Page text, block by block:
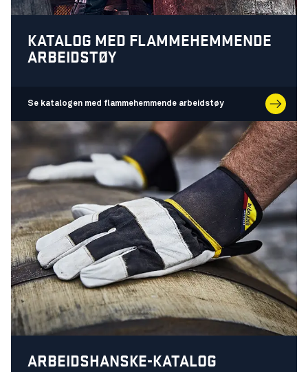
KATALOG MED FLAMMEHEMMENDE
ARBEIDSTØY
Se katalogen med flammehemmende arbeidstøy
ARBEIDSHANSKE-KATALOG